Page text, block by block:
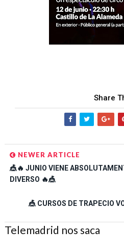
Share
NEWER ARTICLE
🎪🔥 JUNIO VIENE
DIVERSO 🔥🎪
🎪 CURSOS DE TRAPECIO
Telemadrid nos saca